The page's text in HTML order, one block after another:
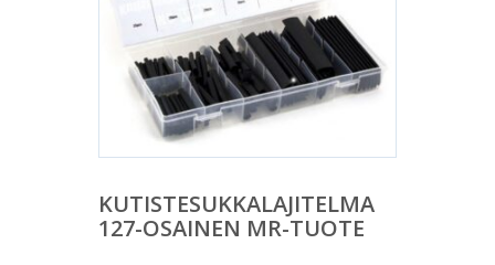
KUTISTESUKKALAJITELMA
127-OSAINEN MR-TUOTE